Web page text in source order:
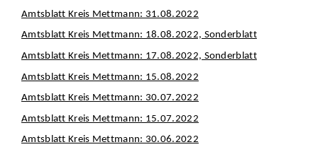
Amtsblatt Kreis Mettmann: 31.08.2022
Amtsblatt Kreis Mettmann: 18.08.2022, Sonderblatt
Amtsblatt Kreis Mettmann: 17.08.2022, Sonderblatt
Amtsblatt Kreis Mettmann: 15.08.2022
Amtsblatt Kreis Mettmann: 30.07.2022
Amtsblatt Kreis Mettmann: 15.07.2022
Amtsblatt Kreis Mettmann: 30.06.2022